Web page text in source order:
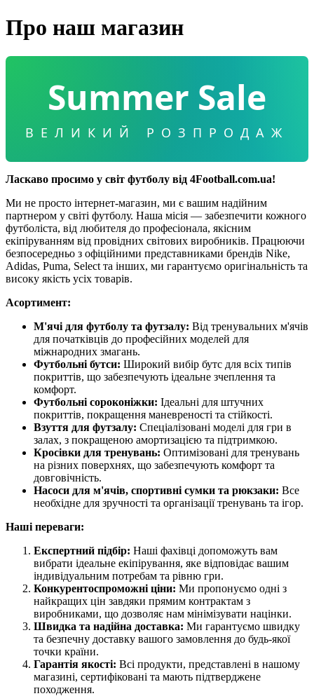
Про наш магазин
Summer Sale
ВЕЛИКИЙ РОЗПРОДАЖ
Ласкаво просимо у світ футболу від 4Football.com.ua!
Ми не просто інтернет-магазин, ми є вашим надійним
партнером у світі футболу. Наша місія — забезпечити кожного
футболіста, від любителя до професіонала, якісним
екіпіруванням від провідних світових виробників. Працюючи
безпосередньо з офіційними представниками брендів Nike,
Adidas, Puma, Select та інших, ми гарантуємо оригінальність та
високу якість усіх товарів.
Асортимент:
М'ячі для футболу та футзалу: Від тренувальних м'ячів
для початківців до професійних моделей для
міжнародних змагань.
Футбольні бутси: Широкий вибір бутс для всіх типів
покриттів, що забезпечують ідеальне зчеплення та
комфорт.
Футбольні сороконіжки: Ідеальні для штучних
покриттів, покращення маневреності та стійкості.
Взуття для футзалу: Спеціалізовані моделі для гри в
залах, з покращеною амортизацією та підтримкою.
Кросівки для тренувань: Оптимізовані для тренувань
на різних поверхнях, що забезпечують комфорт та
довговічність.
Насоси для м'ячів, спортивні сумки та рюкзаки: Все
необхідне для зручності та організації тренувань та ігор.
Наші переваги:
Експертний підбір: Наші фахівці допоможуть вам
вибрати ідеальне екіпірування, яке відповідає вашим
індивідуальним потребам та рівню гри.
Конкурентоспроможні ціни: Ми пропонуємо одні з
найкращих цін завдяки прямим контрактам з
виробниками, що дозволяє нам мінімізувати націнки.
Швидка та надійна доставка: Ми гарантуємо швидку
та безпечну доставку вашого замовлення до будь-якої
точки країни.
Гарантія якості: Всі продукти, представлені в нашому
магазині, сертифіковані та мають підтверджене
походження.